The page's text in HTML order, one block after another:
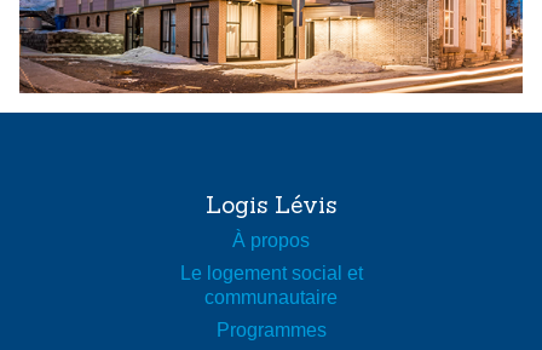
Logis Lévis
À propos
Le logement social et
communautaire
Programmes